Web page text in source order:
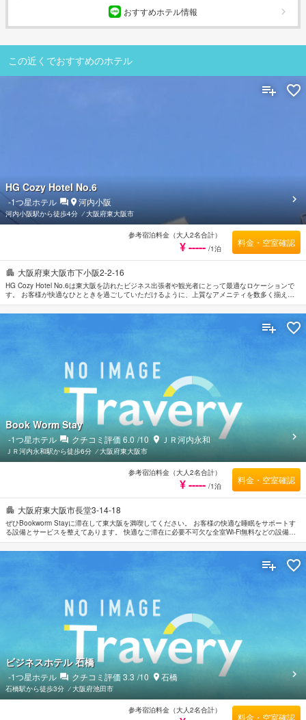
おすすめホテル情報
この近くでおすすめのホテル
大阪府東大阪市下小阪2-2-16
HG Cozy Hotel No.6は東大阪を訪れたビジネス出張者や観光者にとって最適なロケーションで
す。 お客様が快適なひとときを過ごしていただけるように、上質なアメニティを数多く揃えて
おります。 お客様にお楽しみいただけるよう全室Wi-Fi無料などの設備・サービスを備えており
ます。 全てのお部屋には落ち着いた内装が施されており、心地良い空間となっています。ま
た、ルームタイプにより無料Wi-Fi , 禁煙/喫煙ポリシー：全室禁煙のご用意があります。 当施設
ではさまざまなレクリエーションをご体験いただけます。 HG Cozy Hotel No.6は東大阪の市内
HG Cozy Hotel No.6
-1つ星ホテル 河内小阪
河内小阪駅から徒歩4分 ⁄大阪府東大阪市
参考宿泊料金（大人2名合計）
¥ ----- /1泊
料金・空室確認
大阪府東大阪市長堂3-14-18
ぜひBookworm Stayに滞在して東大阪を満喫してください。 お客様の快適な睡眠をサポートす
る設備とサービスを整えてあります。 快適なご滞在に必要不可欠な全室Wi-Fi無料などの設備・
サービスを完備しています。 お部屋にはお客様の快適な睡眠をサポートするための設備を整え
ております。無料Wi-Fi , 禁煙/喫煙ポリシー：全室禁煙などを備えたお部屋もご用意していま
す。 当施設ではさまざまなレクリエーションをご体験いただけます。 Bookworm Stayはおもて
Book Worm Stay
-1つ星ホテル クチコミ評価 6.0 /10 ＪＲ河内永和
ＪＲ河内永和駅から徒歩6分 ⁄大阪府東大阪市
参考宿泊料金（大人2名合計）
¥ ----- /1泊
料金・空室確認
ビジネスホテル 石橋
-1つ星ホテル クチコミ評価 3.3 /10 石橋
石橋駅から徒歩3分 ⁄大阪府池田市
参考宿泊料金（大人2名合計）
料金・空室確認